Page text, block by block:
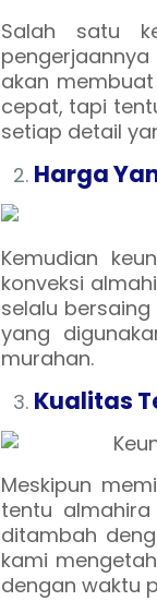
Salah satu
akan
cepat, tapi
setiap detail
Harga
Kemudian
konveksi
selalu
yang
murahan.
Kualitas
Meskipun
tentu
ditambah
kami
dengan waktu